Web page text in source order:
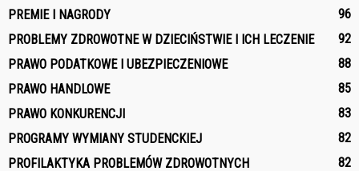
PREMIE I NAGRODY
96
PROBLEMY ZDROWOTNE W DZIECIŃSTWIE I ICH LECZENIE
92
PRAWO PODATKOWE I UBEZPIECZENIOWE
88
PRAWO HANDLOWE
85
PRAWO KONKURENCJI
83
PROGRAMY WYMIANY STUDENCKIEJ
82
PROFILAKTYKA PROBLEMÓW ZDROWOTNYCH
82